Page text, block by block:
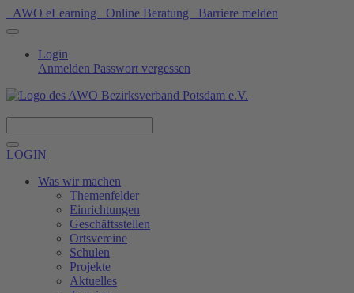
AWO eLearning Online Beratung Barriere melden
Login
Anmelden Passwort vergessen
LOGIN
Was wir machen
Themenfelder
Einrichtungen
Geschäftsstellen
Ortsvereine
Schulen
Projekte
Aktuelles